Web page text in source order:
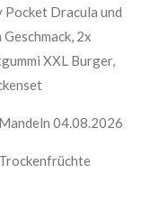
Pocket Dracula und
Geschmack, 2x
XXL Burger,
04.08.2026